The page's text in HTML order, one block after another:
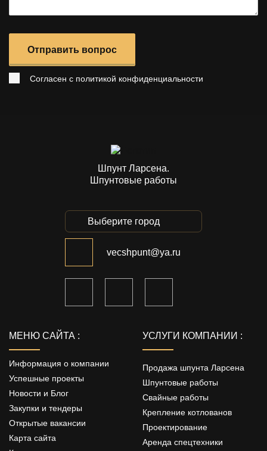
Отправить вопрос
Согласен с политикой конфиденциальности
Шпунт Ларсена.
Шпунтовые работы
Выберите город
vecshpunt@ya.ru
МЕНЮ САЙТА :
Информация о компании
Успешные проекты
Новости и Блог
Закупки и тендеры
Открытые вакансии
Карта сайта
УСЛУГИ КОМПАНИИ :
Продажа шпунта Ларсена
Шпунтовые работы
Свайные работы
Крепление котлованов
Проектирование
Аренда спецтехники